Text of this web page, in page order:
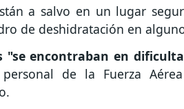
a salvo en un lugar
de deshidratación en
"se encontraban en
de la Fuerza